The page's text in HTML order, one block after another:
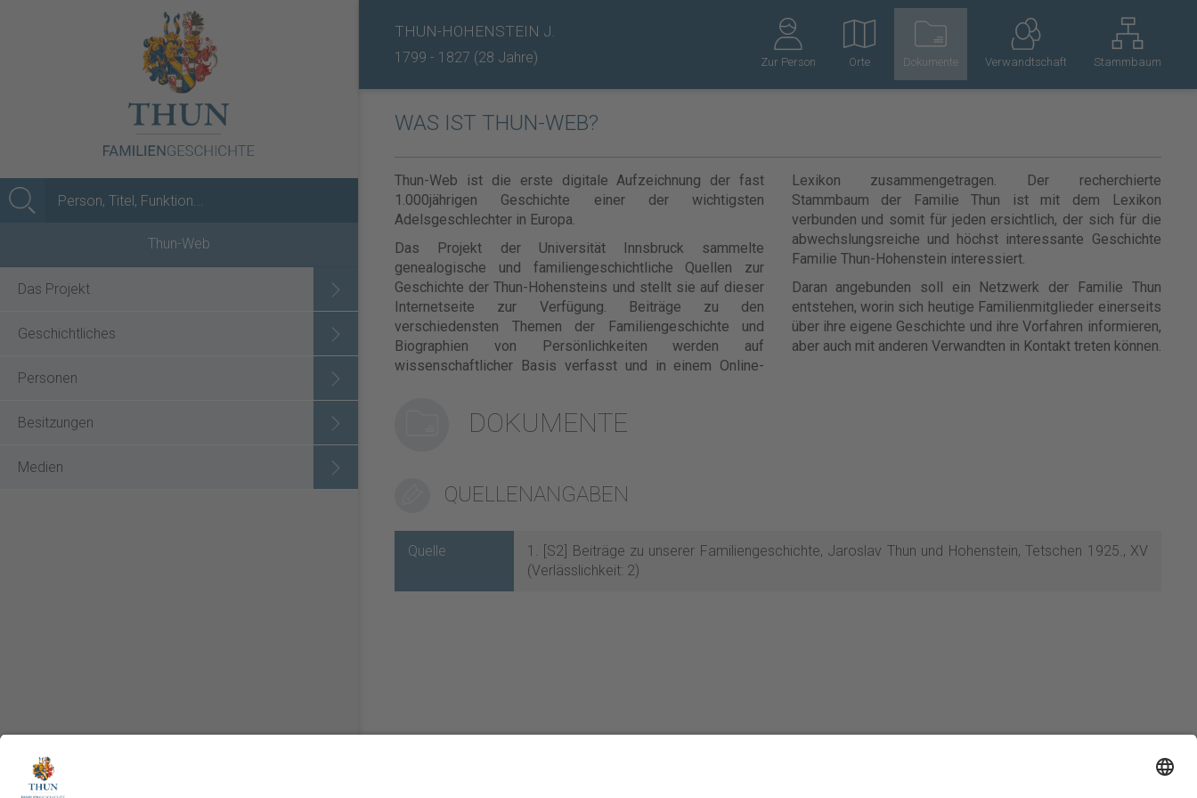
Thun-Web
Das Projekt
Geschichtliches
Personen
Besitzungen
Medien
WAS IST THUN-WEB?
Thun-Web ist die erste digitale Aufzeichnung der fast
1.000jährigen Geschichte einer der wichtigsten
Adelsgeschlechter in Europa.
Das Projekt der Universität Innsbruck sammelte
genealogische und familiengeschichtliche Quellen zur
Geschichte der Thun-Hohensteins und stellt sie auf dieser
Internetseite zur Verfügung. Beiträge zu den
verschiedensten Themen der Familiengeschichte und
Biographien von Persönlichkeiten werden auf
wissenschaftlicher Basis verfasst und in einem Online-
Lexikon zusammengetragen. Der recherchierte
Stammbaum der Familie Thun ist mit dem Lexikon
verbunden und somit für jeden ersichtlich, der sich für die
abwechslungsreiche und höchst interessante Geschichte
Familie Thun-Hohenstein interessiert.
Daran angebunden soll ein Netzwerk der Familie Thun
entstehen, worin sich heutige Familienmitglieder einerseits
über ihre eigene Geschichte und ihre Vorfahren informieren,
aber auch mit anderen Verwandten in Kontakt treten können.
DOKUMENTE
QUELLENANGABEN
Quelle
1. [S2] Beiträge zu unserer Familiengeschichte, Jaroslav Thun und Hohenstein, Tetschen 1925., XV
(Verlässlichkeit: 2)
THUN-HOHENSTEIN J.
1799 - 1827 (28 Jahre) Zur Person Orte Dokumente Verwandtschaft Stammbaum